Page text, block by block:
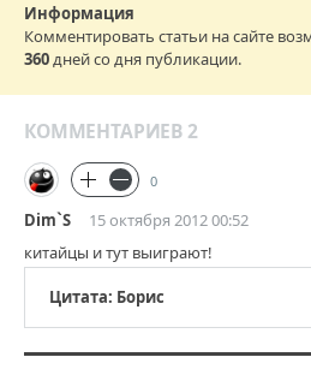
Информация
Комментировать статьи на сайте
360дней со дня публикации.
КОММЕНТАРИЕВ 2
0
Dim`S
15 октября 2012 00:52
китайцы и тут выиграют!
Цитата: Борис